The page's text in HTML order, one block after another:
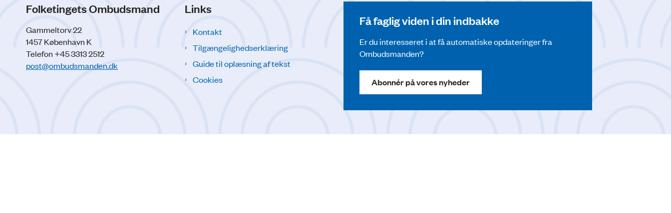
Folketingets Ombudsmand
Gammeltorv 22
1457 København K
Telefon +45 3313 2512
post@ombudsmanden.dk
Links
Kontakt
Tilgængelighedserklæring
Guide til oplæsning af tekst
Cookies
Få faglig viden i din indbakke
Er du interesseret i at få automatiske opdateringer fra
Ombudsmanden?
Abonnér på vores nyheder